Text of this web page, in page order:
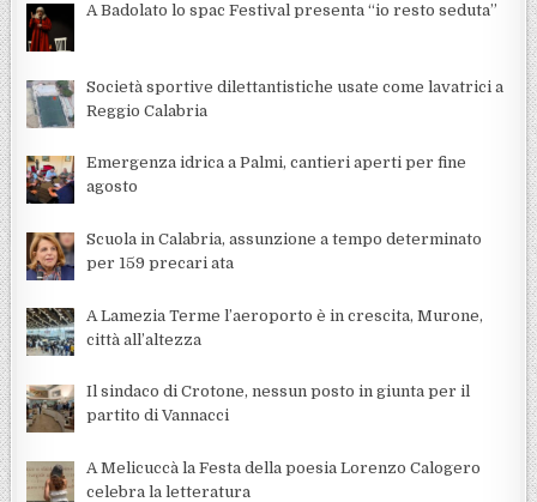
A Badolato lo spac Festival presenta “io resto seduta”
Società sportive dilettantistiche usate come lavatrici a
Reggio Calabria
Emergenza idrica a Palmi, cantieri aperti per fine
agosto
Scuola in Calabria, assunzione a tempo determinato
per 159 precari ata
A Lamezia Terme l’aeroporto è in crescita, Murone,
città all’altezza
Il sindaco di Crotone, nessun posto in giunta per il
partito di Vannacci
A Melicuccà la Festa della poesia Lorenzo Calogero
celebra la letteratura